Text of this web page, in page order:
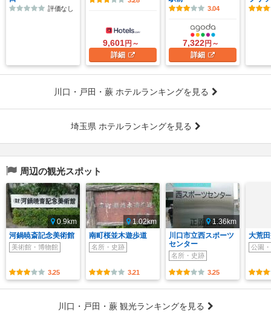
評価なし
9,601円～
詳細
3.04
7,322円～
詳細
川口・戸田・蕨 ホテルランキングを見る
埼玉県 ホテルランキングを見る
周辺の観光スポット
0.9km
河鍋暁斎記念美術館
美術館・博物館
3.25
1.02km
南町桜並木遊歩道
名所・史跡
3.21
1.36km
川口市立西スポーツ
センター
名所・史跡
3.25
大荒
公園
川口・戸田・蕨 観光ランキングを見る